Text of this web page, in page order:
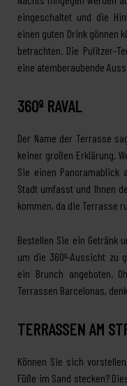
eingeschaltet und die
einen guten Drink gönnen
betrachten. Die Pulitzer-
eine atemberaubende
360º RAVAL
Der Name der Terrasse
keiner großen Erklärung.
Sie einen Panoramablick
Stadt umfasst und Ihnen
kommen, da die Terrasse
Bestellen Sie ein Getränk
um die 360º-Aussicht zu
ein Brunch angeboten.
Terrassen Barcelonas,
TERRASSEN AM
Können Sie sich
Füße im Sand stecken?